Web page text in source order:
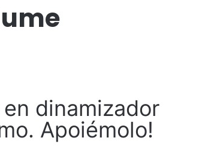
dinamizador
Apoiémolo!